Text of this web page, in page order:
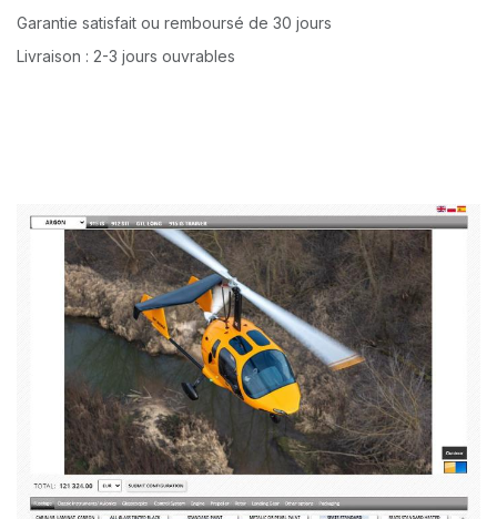
Garantie satisfait ou remboursé de 30 jours
Livraison : 2-3 jours ouvrables